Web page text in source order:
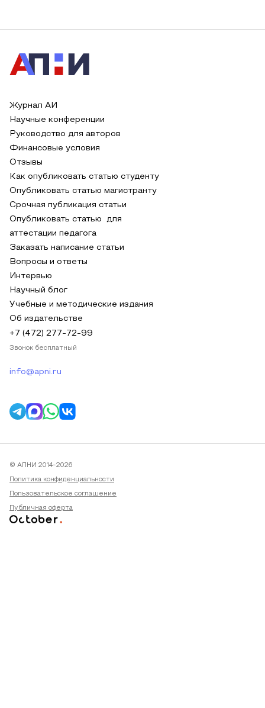
Журнал АИ
Научные конференции
Руководство для авторов
Финансовые условия
Отзывы
Как опубликовать статью студенту
Опубликовать статью магистранту
Срочная публикация статьи
Опубликовать статью для
аттестации педагога
Заказать написание статьи
Вопросы и ответы
Интервью
Научный блог
Учебные и методические издания
Об издательстве
+7 (472) 277-72-99
Звонок бесплатный
info@apni.ru
© АПНИ 2014-2026
Политика конфиденциальности
Пользовательское соглашение
Публичная оферта